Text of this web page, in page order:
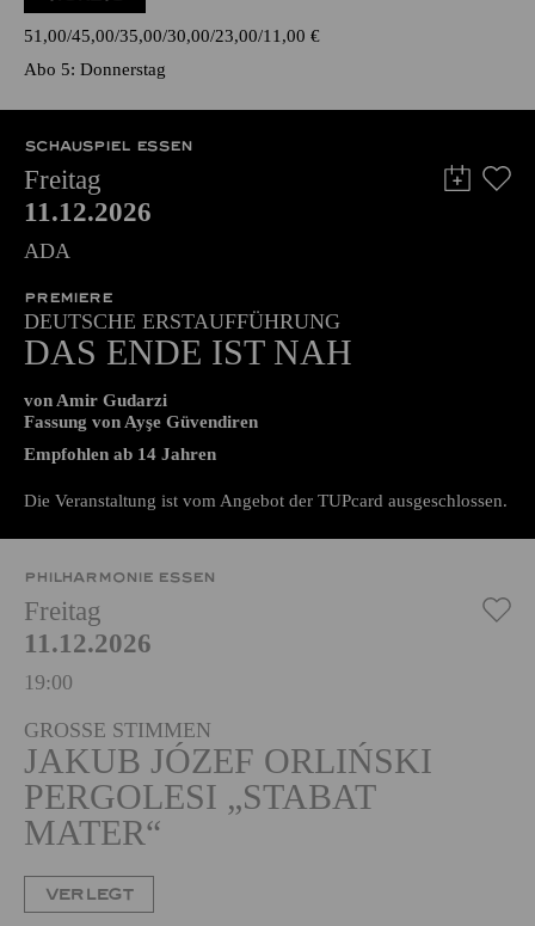
18:45 Einführung
TICKETS
51,00 45,00 35,00 30,00 23,00 11,00€
Abo 5: Donnerstag
SCHAUSPIEL ESSEN
Freitag
11.12.2026
ADA
DEUTSCHE ERSTAUFFÜHRUNG
DAS ENDE IST NAH
Fassung von Ayşe Güvendiren
Die Veranstaltung ist vom Angebot der TUPcard ausgeschlossen.
PHILHARMONIE ESSEN
Freitag
11.12.2026
19:00
GROSSE STIMMEN
JAKUB JÓZEF ORLIŃSKI
PERGOLESI „STABAT
MATER“